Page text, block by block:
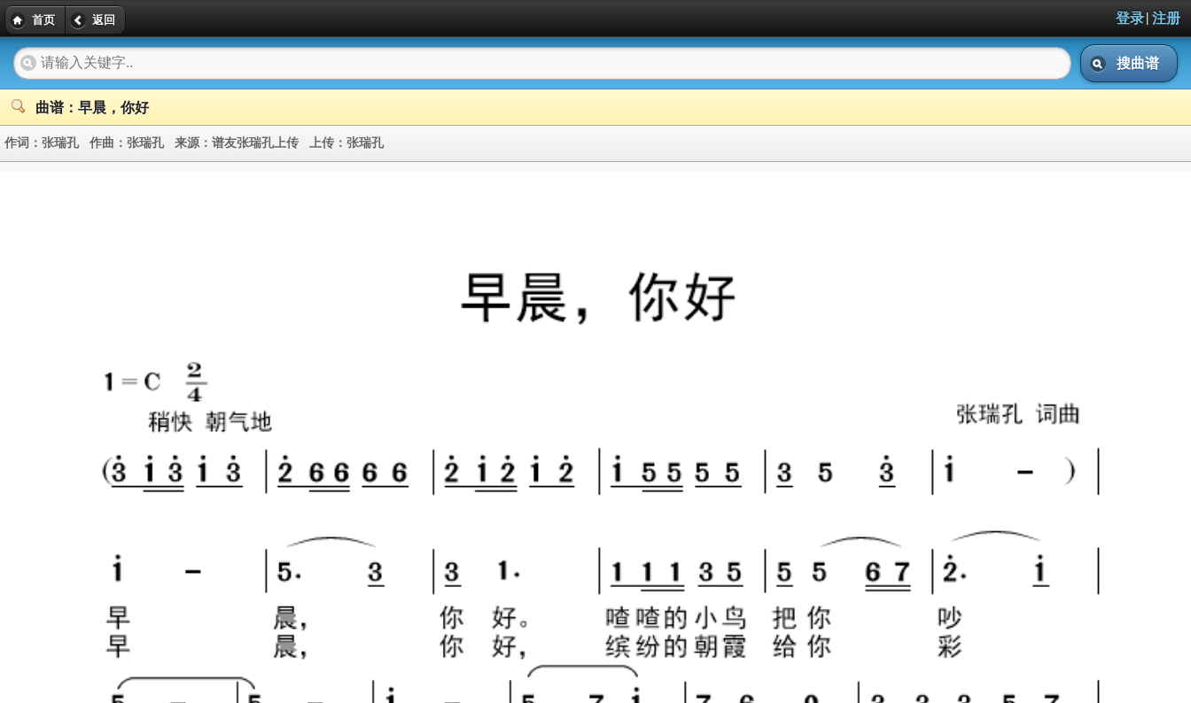
首页 返回 登录| 注册
搜曲谱
曲谱：早晨，你好
作词： 张瑞孔 作曲： 张瑞孔 来源： 谱友张瑞孔上传 上传： 张瑞孔